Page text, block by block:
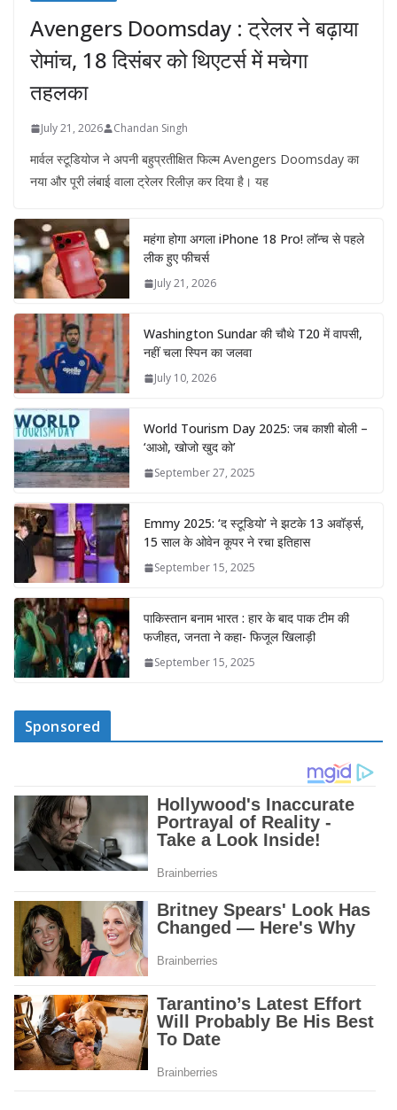
Avengers Doomsday : ट्रेलर ने बढ़ाया
रोमांच, 18 दिसंबर को थिएटर्स में मचेगा
तहलका
July 21, 2026 Chandan Singh
मार्वल स्टूडियोज ने अपनी बहुप्रतीक्षित फिल्म Avengers Doomsday का
नया और पूरी लंबाई वाला ट्रेलर रिलीज़ कर दिया है। यह
महंगा होगा अगला iPhone 18 Pro! लॉन्च से पहले
लीक हुए फीचर्स
July 21, 2026
Washington Sundar की चौथे T20 में वापसी,
नहीं चला स्पिन का जलवा
July 10, 2026
World Tourism Day 2025: जब काशी बोली –
‘आओ, खोजो खुद को’
September 27, 2025
Emmy 2025: ‘द स्टूडियो’ ने झटके 13 अवॉर्ड्स,
15 साल के ओवेन कूपर ने रचा इतिहास
September 15, 2025
पाकिस्तान बनाम भारत : हार के बाद पाक टीम की
फजीहत, जनता ने कहा- फिजूल खिलाड़ी
September 15, 2025
Sponsored